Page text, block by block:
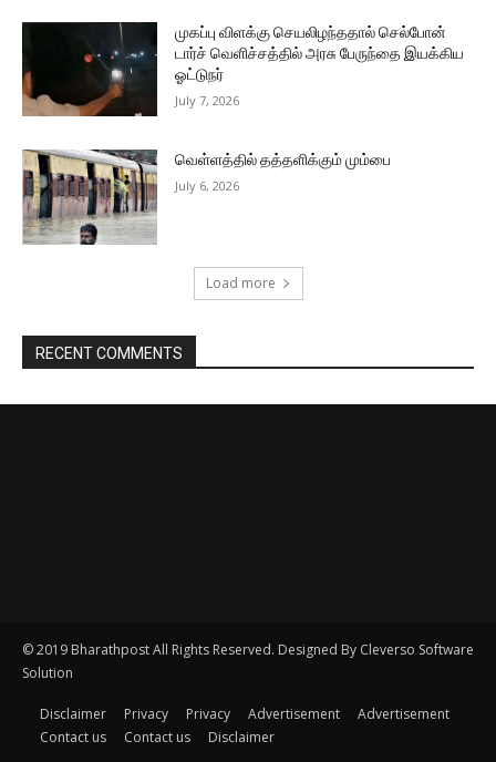
© 2019 Bharathpost All Rights Reserved. Designed By Cleverso Software
Solution
Disclaimer Privacy Privacy Advertisement
Advertisement
Contact us
Contact us Disclaimer